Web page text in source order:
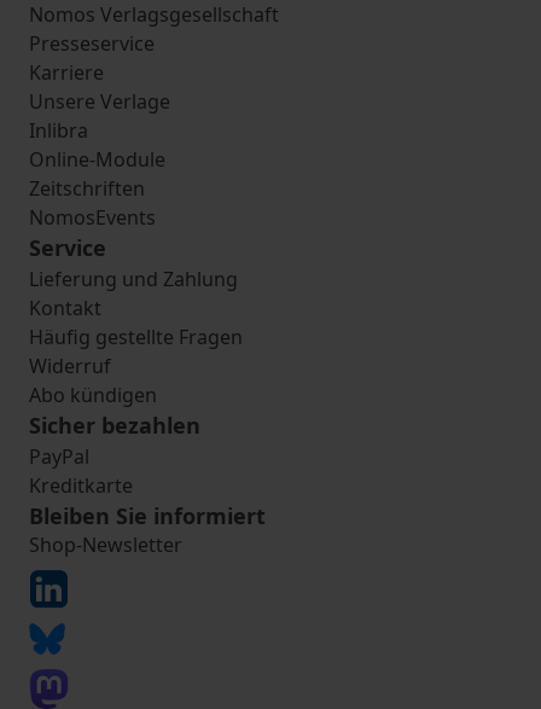
Nomos Verlagsgesellschaft
Presseservice
Karriere
Unsere Verlage
Inlibra
Online-Module
Zeitschriften
NomosEvents
Service
Lieferung und Zahlung
Kontakt
Häufig gestellte Fragen
Widerruf
Abo kündigen
Sicher bezahlen
PayPal
Kreditkarte
Bleiben Sie informiert
Shop-Newsletter